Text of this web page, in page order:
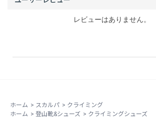
レビューはありません。
ホーム > スカルパ > クライミング
ホーム > 登山靴&シューズ > クライミングシューズ